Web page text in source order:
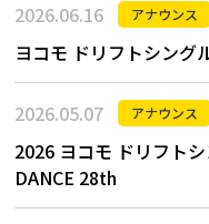
2026.06.16 アナウンス
ヨコモ ドリフトシング
2026.05.07 アナウンス
2026 ヨコモ ドリフト
DANCE 28th